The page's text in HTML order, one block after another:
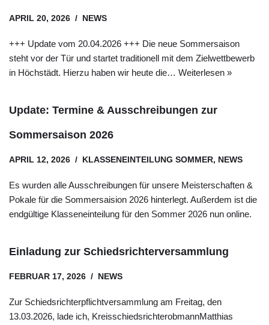
APRIL 20, 2026 NEWS
+++ Update vom 20.04.2026 +++ Die neue Sommersaison
steht vor der Tür und startet traditionell mit dem Zielwettbewerb
in Höchstädt. Hierzu haben wir heute die… Weiterlesen »
Update: Termine & Ausschreibungen zur
Sommersaison 2026
APRIL 12, 2026 KLASSENEINTEILUNG SOMMER, NEWS
Es wurden alle Ausschreibungen für unsere Meisterschaften &
Pokale für die Sommersaision 2026 hinterlegt. Außerdem ist die
endgültige Klasseneinteilung für den Sommer 2026 nun online.
Einladung zur Schiedsrichterversammlung
FEBRUAR 17, 2026 NEWS
Zur Schiedsrichterpflichtversammlung am Freitag, den
13.03.2026, lade ich, KreisschiedsrichterobmannMatthias